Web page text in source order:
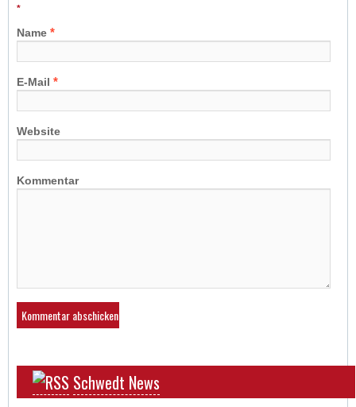
*
Name *
E-Mail *
Website
Kommentar
Schwedt News